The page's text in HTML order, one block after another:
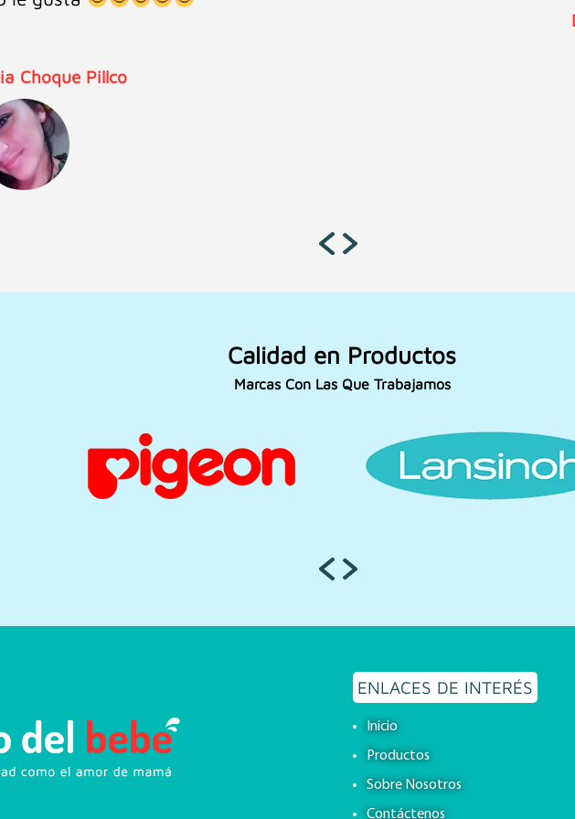
Rivera
Calidad en Productos
Marcas Con Las Que Trabajamos
ENLACES DE INTERÉS
Inicio
Productos
Sobre Nosotros
Contáctenos